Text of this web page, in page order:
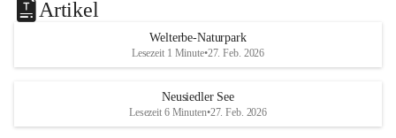
s
d
S
Weinbaugesetz sind nicht gepflegte oder
unzulässige Weingärten zu roden! Bitte
helfen wir zusammen um unsere Winzer
vor den prognostizierten Ernteausfällen
und den daraus folgenden wirtschaftlichen
e
d
r
S
Artikel
Welterbe-Naturpark
Lesezeit 1 Minute•27. Feb. 2026
Neusiedler See
Lesezeit 6 Minuten•27. Feb. 2026